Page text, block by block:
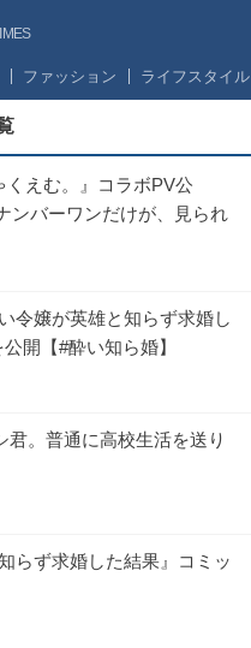
ファッション ライフスタイル
くえむ。』コラボPV公
ンバーワンだけが、見られ
令嬢が英雄と知らず求婚し
開【#酔い知ら婚】
君。普通に高校生活を送り
らず求婚した結果』コミッ